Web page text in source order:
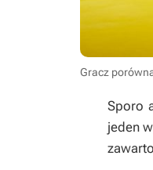
Gracz
Sporo
jeden